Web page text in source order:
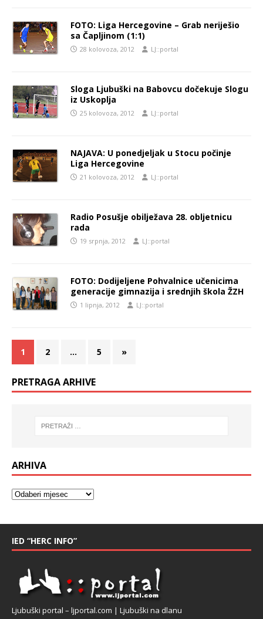
FOTO: Liga Hercegovine – Grab neriješio
sa Čapljinom (1:1)
28 kolovoza, 2012 LJ::portal
Sloga Ljubuški na Babovcu dočekuje Slogu
iz Uskoplja
25 kolovoza, 2012 LJ::portal
NAJAVA: U ponedjeljak u Stocu počinje
Liga Hercegovine
21 kolovoza, 2012 LJ::portal
Radio Posušje obilježava 28. obljetnicu
rada
19 srpnja, 2012 LJ::portal
FOTO: Dodijeljene Pohvalnice učenicima
generacije gimnazija i srednjih škola ŽZH
1 lipnja, 2012 LJ::portal
1 2 … 5 »
PRETRAGA ARHIVE
ARHIVA
IED “HERC INFO”
Ljubuški portal – ljportal.com | Ljubuški na dlanu